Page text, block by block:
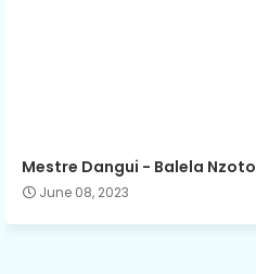
Mestre Dangui - Balela Nzoto
June 08, 2023